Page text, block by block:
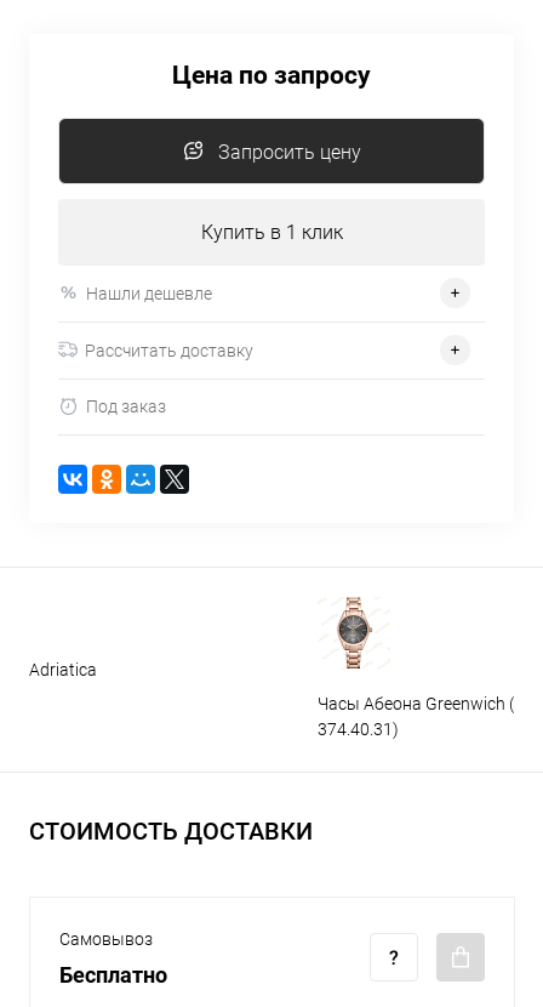
Цена по запросу
Запросить цену
Купить в 1 клик
Нашли дешевле
Рассчитать доставку
Под заказ
Adriatica
Часы Абеона Greenwich (GW
374.40.31)
СТОИМОСТЬ ДОСТАВКИ
Самовывоз
Бесплатно